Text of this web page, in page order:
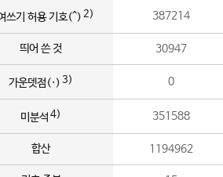
쓰기 허용 기호(^) 2) 387214
띄어 쓴 것 30947
가운뎃점(·) 3) 0
미분석 4) 351588
합산 1194962